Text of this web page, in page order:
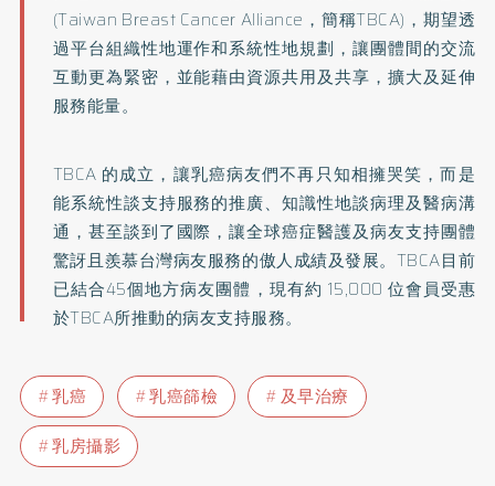
(Taiwan Breast Cancer Alliance，簡稱TBCA)，期望透
過平台組織性地運作和系統性地規劃，讓團體間的交流
互動更為緊密，並能藉由資源共用及共享，擴大及延伸
服務能量。
TBCA 的成立，讓乳癌病友們不再只知相擁哭笑，而是
能系統性談支持服務的推廣、知識性地談病理及醫病溝
通，甚至談到了國際，讓全球癌症醫護及病友支持團體
驚訝且羨慕台灣病友服務的傲人成績及發展。TBCA目前
已結合45個地方病友團體，現有約 15,000 位會員受惠
於TBCA所推動的病友支持服務。
乳癌 乳癌篩檢
及早治療
乳房攝影